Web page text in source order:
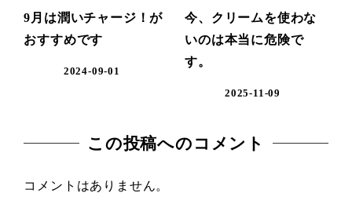
9月は潤いチャージ！が
おすすめです
2024-09-01
今、クリームを使わな
いのは本当に危険で
す。
2025-11-09
この投稿へのコメント
コメントはありません。